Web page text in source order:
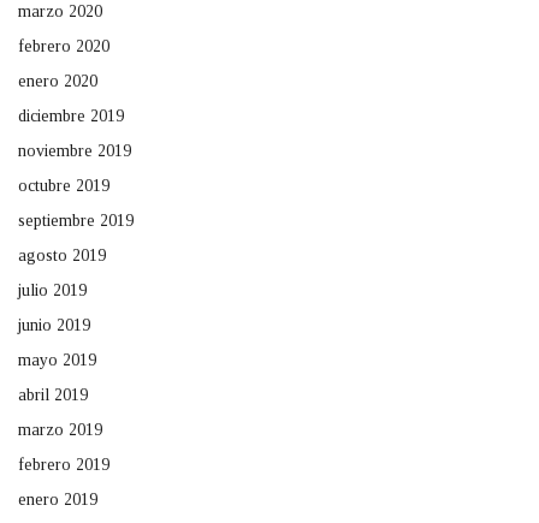
marzo 2020
febrero 2020
enero 2020
diciembre 2019
noviembre 2019
octubre 2019
septiembre 2019
agosto 2019
julio 2019
junio 2019
mayo 2019
abril 2019
marzo 2019
febrero 2019
enero 2019